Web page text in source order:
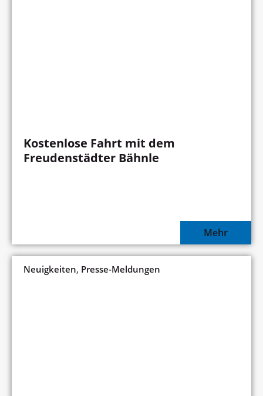
Kostenlose Fahrt mit dem
Freudenstädter Bähnle
Mehr
Neuigkeiten, Presse-Meldungen